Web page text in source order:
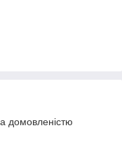
домовленістю